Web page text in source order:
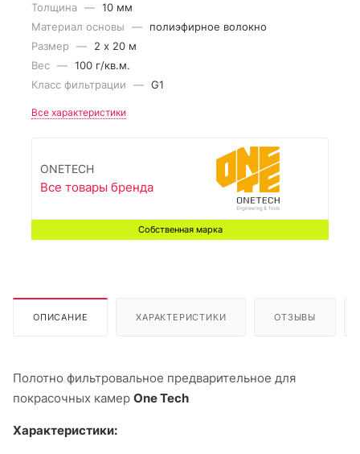
Толщина — 10 мм
Материал основы
—
полиэфирное волокно
Размер
—
2 х 20 м
Вес — 100 г/кв.м.
Класс фильтрации
— G1
Все характеристики
ONETECH
Все товары бренда
Собственная марка
ОПИСАНИЕ ХАРАКТЕРИСТИКИ ОТЗЫВЫ
Полотно фильтровальное предварительное для
покрасочных камер One Tech
Характеристики: